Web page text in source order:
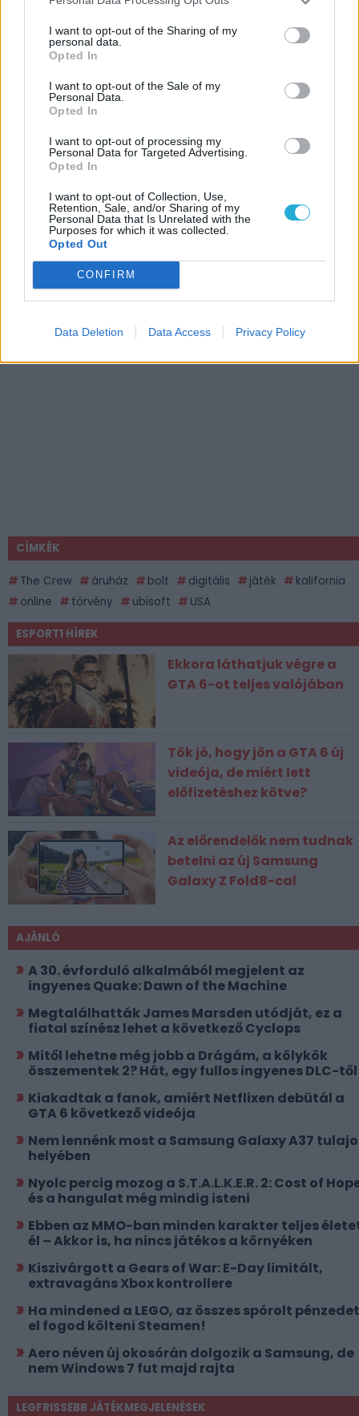
I want to opt-out of the Sharing of my
personal data.
Opted In
I want to opt-out of the Sale of my
Personal Data.
Opted In
I want to opt-out of processing my
Personal Data for Targeted Advertising.
Opted In
I want to opt-out of Collection, Use,
Retention, Sale, and/or Sharing of my
Personal Data that Is Unrelated with the
Purposes for which it was collected.
Opted Out
CONFIRM
Data Deletion Data Access Privacy Policy
CÍMKÉK
The Crew áruház bolt digitális játék
kalifornia
online
törvény ubisoft USA
ESPORT1 HÍREK
Ekkora láthatjuk végre a
GTA 6-ot teljes valójában
Tök jó, hogy jön a GTA 6 új
videója, de miért lett
előfizetéshez kötve?
Az előrendelők nem tudnak
betelni az új Samsung
Galaxy Z Fold8-cal
AJÁNLÓ
A 30. évforduló alkalmából megjelent az
ingyenes Quake: Dawn of the Machine
Megtalálhatták James Marsden utódját, ez a
fiatal színész lehet a következő Cyclops
Mitől lehetne még jobb a Drágám, a kölykök
összementek 2? Hát, egy fullos ingyenes DLC-
Kiakadtak a fanok, amiért Netflixen debütál a
GTA 6 következő videója
Nem lennénk most a Samsung Galaxy A37
helyében
Nyolc percig mozog a S.T.A.L.K.E.R. 2: Cost of
és a hangulat még mindig isteni
Ebben az MMO-ban minden karakter teljes
él – Akkor is, ha nincs játékos a környéken
Kiszivárgott a Gears of War: E-Day limitált,
extravagáns Xbox kontrollere
Ha mindened a LEGO, az összes spórolt pénzedet
el fogod költeni Steamen!
Aero néven új okosórán dolgozik a Samsung, de
nem Windows 7 fut majd rajta
LEGFRISSEBB JÁTÉKMEGJELENÉSEK